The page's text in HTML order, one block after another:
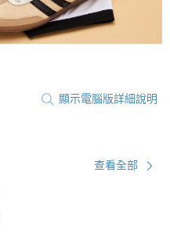
顯示電腦版詳細說明
查看全部